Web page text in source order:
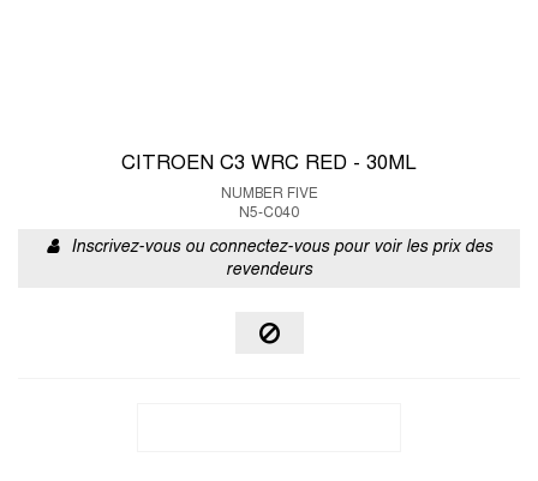
CITROEN C3 WRC RED - 30ML
NUMBER FIVE
N5-C040
Inscrivez-vous ou connectez-vous pour voir les prix des
revendeurs